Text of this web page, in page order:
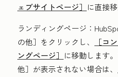
ェブサイトページ］ に直接
ランディングページ ：
の他］をクリックし、
［コ
ングページ］ に移動します
他］が表示されない場合は、